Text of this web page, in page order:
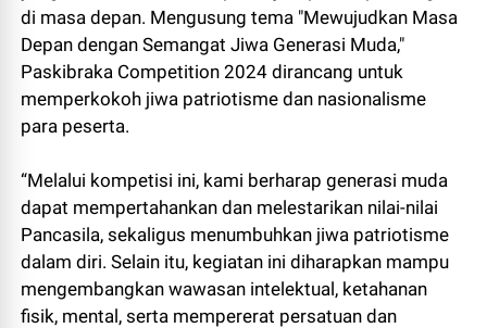
di masa depan. Mengusung tema "Mewujudkan Masa
Depan dengan Semangat Jiwa Generasi Muda,"
Paskibraka Competition 2024 dirancang untuk
memperkokoh jiwa patriotisme dan nasionalisme
para peserta.
“Melalui kompetisi ini, kami berharap generasi muda
dapat mempertahankan dan melestarikan nilai-nilai
Pancasila, sekaligus menumbuhkan jiwa patriotisme
dalam diri. Selain itu, kegiatan ini diharapkan mampu
mengembangkan wawasan intelektual, ketahanan
fisik, mental, serta mempererat persatuan dan